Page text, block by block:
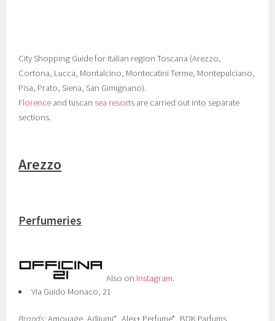
City Shopping Guide for italian region Toscana (Arezzo,
Cortona, Lucca, Montalcino, Montecatini Terme, Montepulciano,
Pisa, Prato, Siena, San Gimignano).
Florence and tuscan sea resorts are carried out into separate
sections.
Arezzo
Perfumeries
Also on Instagram.
Via Guido Monaco, 21
Brands:Amouage, Adjiumi*, Alex+ Perfume*, BDK Parfums,